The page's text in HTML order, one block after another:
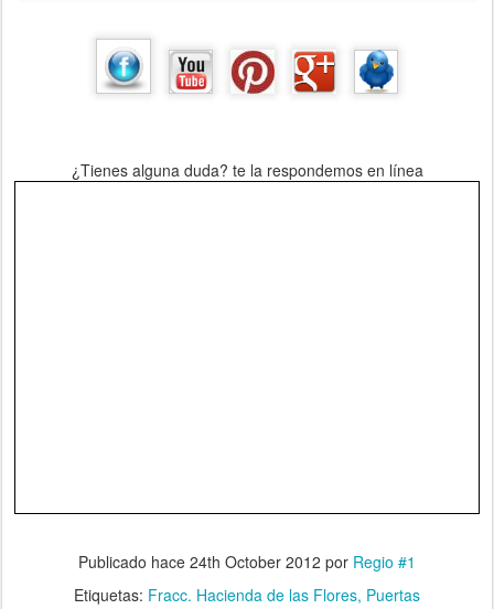
¿Tienes alguna duda? te la respondemos en línea
Publicado hace 24th October 2012 por Regio #1
Etiquetas: Fracc. Hacienda de las Flores Puertas